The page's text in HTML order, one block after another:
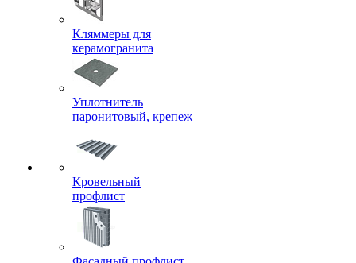
Кляммеры для
керамогранита
Уплотнитель
паронитовый, крепеж
Кровельный
профлист